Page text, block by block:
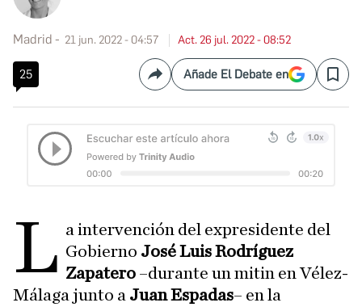
Madrid 21 jun. 2022 - 04:57 Act. 26 jul. 2022 - 08:52
25 CompartirAñade El Debate en Save
L a intervención del expresidente del
Gobierno José Luis Rodríguez
Zapatero –durante un mitin en Vélez-
Málaga junto a Juan Espadas– en la